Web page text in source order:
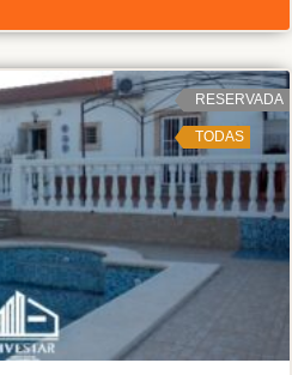
RESERVADA
TODAS